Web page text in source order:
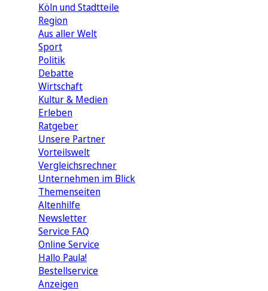
Köln und Stadtteile
Region
Aus aller Welt
Sport
Politik
Debatte
Wirtschaft
Kultur & Medien
Erleben
Ratgeber
Unsere Partner
Vorteilswelt
Vergleichsrechner
Unternehmen im Blick
Themenseiten
Altenhilfe
Newsletter
Service FAQ
Online Service
Hallo Paula!
Bestellservice
Anzeigen